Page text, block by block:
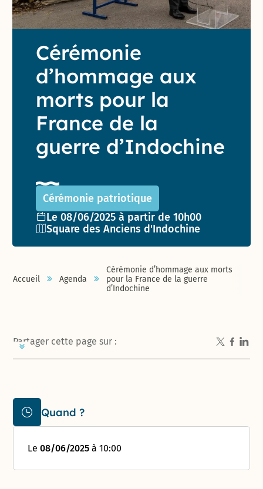
Cérémonie
d’hommage aux
morts pour la
France de la
guerre d’Indochine
Cérémonie patriotique
Date de l'événement :
Le 08/06/2025 à partir de 10h00
Lieu :
Square des Anciens d'Indochine
Accueil Agenda
Cérémonie d’hommage aux morts
pour la France de la guerre
d’Indochine
Quand ?
Le08/06/2025 à 10:00
Partager cette page sur :